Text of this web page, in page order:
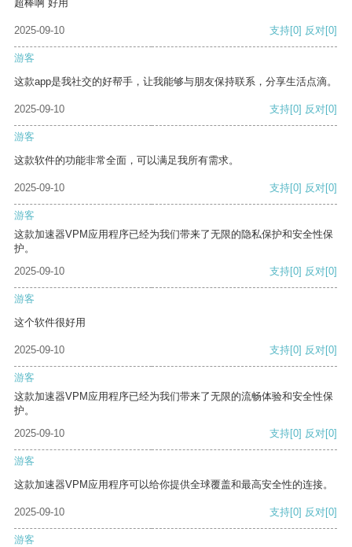
超棒啊 好用
2025-09-10 支持[0] 反对[0]
游客
这款app是我社交的好帮手，让我能够与朋友保持联系，分享生活点滴。
2025-09-10 支持[0] 反对[0]
游客
这款软件的功能非常全面，可以满足我所有需求。
2025-09-10 支持[0] 反对[0]
游客
这款加速器VPM应用程序已经为我们带来了无限的隐私保护和安全性保
护。
2025-09-10
支持[0] 反对[0]
游客
这个软件很好用
2025-09-10 支持[0] 反对[0]
游客
这款加速器VPM应用程序已经为我们带来了无限的流畅体验和安全性保
护。
2025-09-10
支持[0] 反对[0]
游客
这款加速器VPM应用程序可以给你提供全球覆盖和最高安全性的连接。
2025-09-10 支持[0] 反对[0]
游客